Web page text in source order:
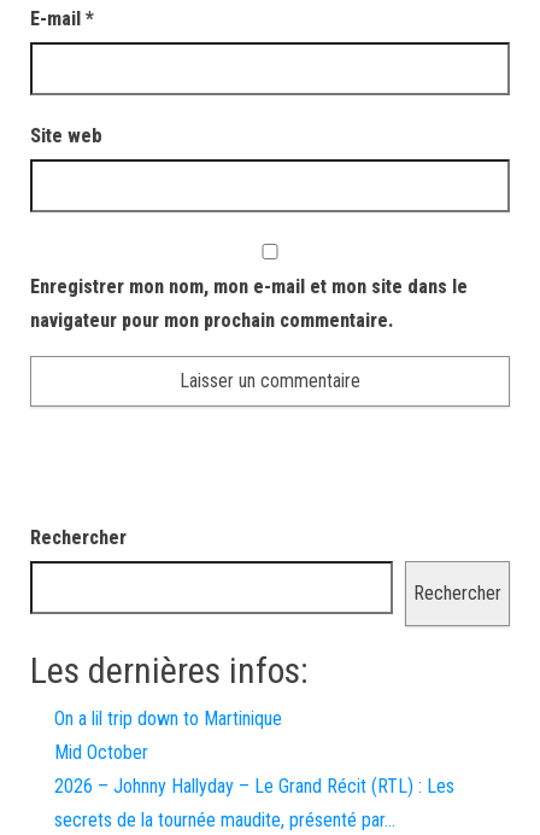
E-mail *
Site web
Enregistrer mon nom, mon e-mail et mon site dans le
navigateur pour mon prochain commentaire.
Rechercher
Rechercher
Les dernières infos:
On a lil trip down to Martinique
Mid October
2026 – Johnny Hallyday – Le Grand Récit (RTL) : Les
secrets de la tournée maudite, présenté par…